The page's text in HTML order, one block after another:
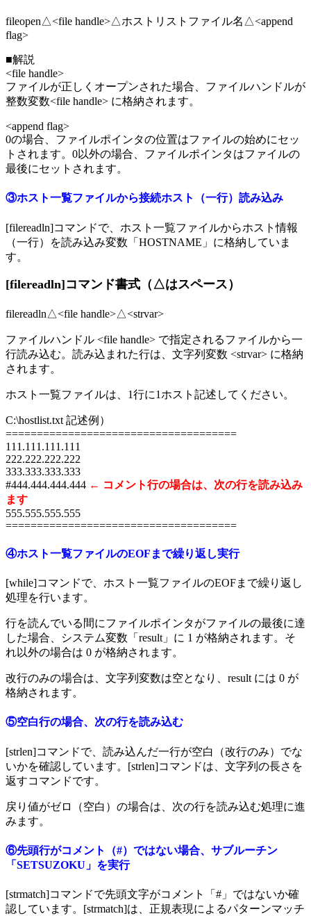
fileopen△<file handle>△ホストリストファイル名△<append
flag>
■解説
<file handle>
ファイルが正しくオープンされた場合、ファイルハンドルが
整数変数<file handle> に格納されます。
<append flag>
0の場合、ファイルポインタの位置はファイルの始めにセッ
トされます。0以外の場合、ファイルポインタはファイルの
最後にセットされます。
③ホスト一覧ファイルから接続ホスト（一行）読み込み
[filereadln]コマンドで、ホスト一覧ファイルからホスト情報
（一行）を読み込み変数「HOSTNAME」に格納していま
す。
[filereadln]コマンド書式（△はスペース）
filereadln△<file handle>△<strvar>
ファイルハンドル <file handle> で指定されるファイルから一
行読み込む。読み込まれた行は、文字列変数 <strvar> に格納
されます。
ホスト一覧ファイルは、1行に1ホスト記述してください。
C:\hostlist.txt 記述例）
=====================================
111.111.111.111
222.222.222.222
333.333.333.333
#444.444.444.444 ← コメント行の場合は、次の行を読み込み
ます
555.555.555.555
=====================================
④ホスト一覧ファイルのEOFまで繰り返し実行
[while]コマンドで、ホスト一覧ファイルのEOFまで繰り返し
処理を行います。
行を読んでいる間にファイルポインタがファイルの最後に達
した場合、システム変数「result」に 1 が格納されます。そ
れ以外の場合は 0 が格納されます。
改行のみの場合は、文字列変数は空となり、result には 0 が
格納されます。
⑤空白行の場合、次の行を読み込む
[strlen]コマンドで、読み込んだ一行が空白（改行のみ）でな
いかを確認しています。[strlen]コマンドは、文字列の長さを
返すコマンドです。
戻り値がゼロ（空白）の場合は、次の行を読み込む処理に進
みます。
⑥先頭行がコメント（#）ではない場合、サブルーチン
「SETSUZOKU」を実行
[strmatch]コマンドで先頭文字がコメント「#」ではないか確
認しています。[strmatch]は、正規表現によるパターンマッチ